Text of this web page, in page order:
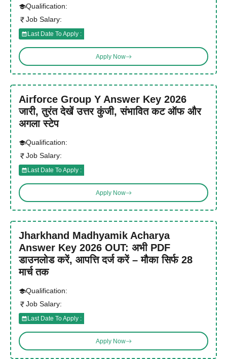
Qualification:
Job Salary:
Last Date To Apply :
Apply Now
Airforce Group Y Answer Key 2026
जारी, तुरंत देखें उत्तर कुंजी, संभावित कट ऑफ और
अगला स्टेप
Qualification:
Job Salary:
Last Date To Apply :
Apply Now
Jharkhand Madhyamik Acharya
Answer Key 2026 OUT: अभी PDF
डाउनलोड करें, आपत्ति दर्ज करें – मौका सिर्फ 28
मार्च तक
Qualification:
Job Salary:
Last Date To Apply :
Apply Now